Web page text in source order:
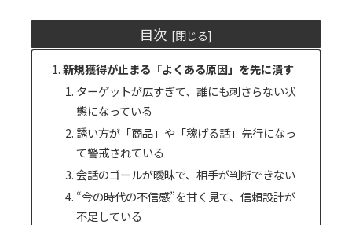
目次
新規獲得が止まる「よくある原因」を先に潰す
ターゲットが広すぎて、誰にも刺さらない状
態になっている
誘い方が「商品」や「稼げる話」先行になっ
て警戒されている
会話のゴールが曖昧で、相手が判断できない
“今の時代の不信感”を甘く見て、信頼設計が
不足している